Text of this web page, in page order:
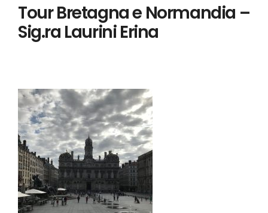
Tour Bretagna e Normandia –
Sig.ra Laurini Erina